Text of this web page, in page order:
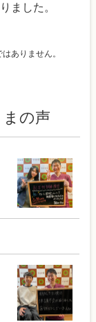
ました。
ありません。
の声